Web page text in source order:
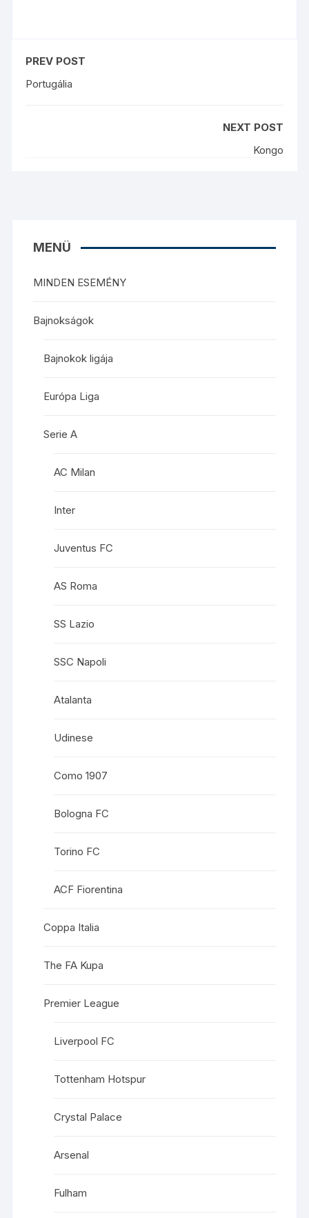
PREV POST
Portugália
NEXT POST
Kongo
MENÜ
MINDEN ESEMÉNY
Bajnokságok
Bajnokok ligája
Európa Liga
Serie A
AC Milan
Inter
Juventus FC
AS Roma
SS Lazio
SSC Napoli
Atalanta
Udinese
Como 1907
Bologna FC
Torino FC
ACF Fiorentina
Coppa Italia
The FA Kupa
Premier League
Liverpool FC
Tottenham Hotspur
Crystal Palace
Arsenal
Fulham